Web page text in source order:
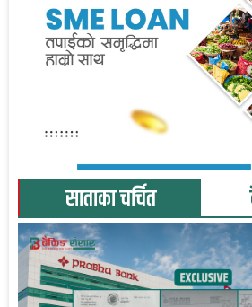
साताका चर्चित